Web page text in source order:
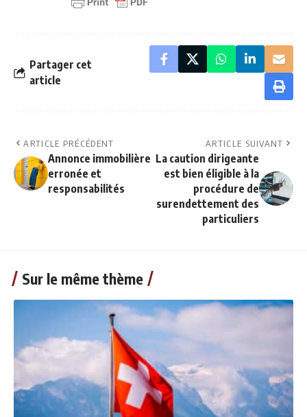
Partager cet
article
ARTICLE PRÉCÉDENT
Annonce immobilière
erronée et
responsabilités
ARTICLE SUIVANT
La caution dirigeante
est bien éligible à la
procédure de
surendettement des
particuliers
Sur le même thème